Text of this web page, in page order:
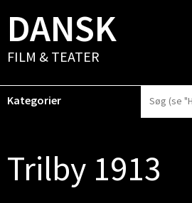
DANSK
FILM & TEATER
Kategorier
Trilby 1913